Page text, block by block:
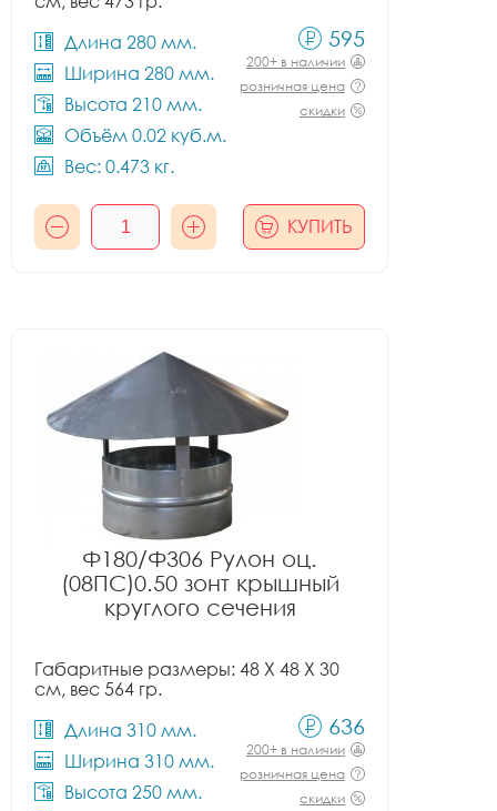
Длина 280 мм.
Ширина 280 мм.
Высота 210 мм.
Объём 0.02 куб.м.
Вес: 0.473 кг.
595
200+ в наличии
розничная цена
скидки
КУПИТЬ
Ф180/Ф306 Рулон оц.
(08ПС)0.50 зонт крышный
круглого сечения
Габаритные размеры: 48 X 48 X 30
см, вес 564 гр.
Длина 310 мм.
Ширина 310 мм.
Высота 250 мм.
636
200+ в наличии
розничная цена
скидки